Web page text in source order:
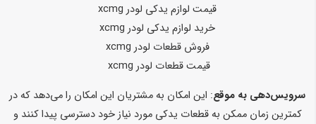
قیمت لوازم یدکی لودر xcmg
خرید لوازم یدکی لودر xcmg
فروش قطعات لودر xcmg
قیمت قطعات لودر xcmg
سرویس‌دهی به موقع: این امکان به مشتریان این امکان را می‌دهد که در
کمترین زمان ممکن به قطعات یدکی مورد نیاز خود دسترسی پیدا کنند و